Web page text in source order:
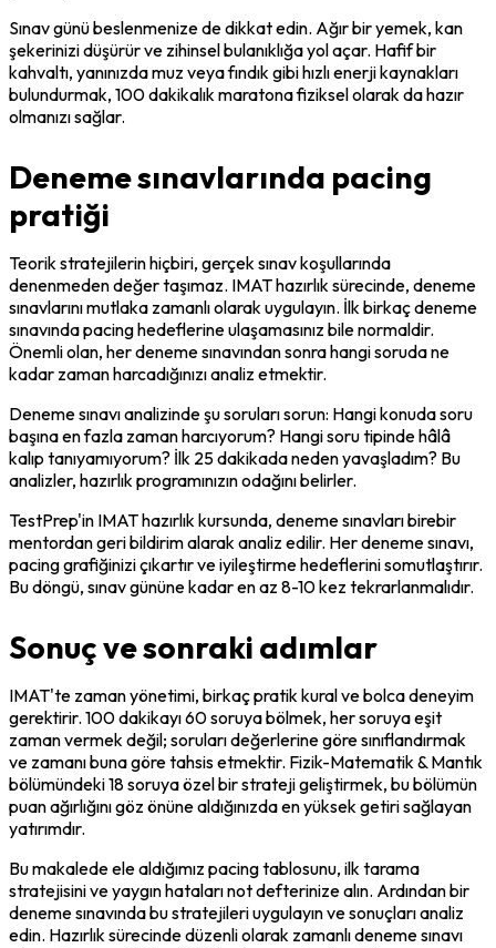
Sınav günü beslenmenize de dikkat edin. Ağır bir yemek, kan
şekerinizi düşürür ve zihinsel bulanıklığa yol açar. Hafif bir
kahvaltı, yanınızda muz veya fındık gibi hızlı enerji kaynakları
bulundurmak, 100 dakikalık maratona fiziksel olarak da hazır
olmanızı sağlar.
Deneme sınavlarında pacing
pratiği
Teorik stratejilerin hiçbiri, gerçek sınav koşullarında
denenmeden değer taşımaz. IMAT hazırlık sürecinde, deneme
sınavlarını mutlaka zamanlı olarak uygulayın. İlk birkaç deneme
sınavında pacing hedeflerine ulaşamasınız bile normaldir.
Önemli olan, her deneme sınavından sonra hangi soruda ne
kadar zaman harcadığınızı analiz etmektir.
Deneme sınavı analizinde şu soruları sorun: Hangi konuda soru
başına en fazla zaman harcıyorum? Hangi soru tipinde hâlâ
kalıp tanıyamıyorum? İlk 25 dakikada neden yavaşladım? Bu
analizler, hazırlık programınızın odağını belirler.
TestPrep'in IMAT hazırlık kursunda, deneme sınavları birebir
mentordan geri bildirim alarak analiz edilir. Her deneme sınavı,
pacing grafiğinizi çıkartır ve iyileştirme hedeflerini somutlaştırır.
Bu döngü, sınav gününe kadar en az 8-10 kez tekrarlanmalıdır.
Sonuç ve sonraki adımlar
IMAT'te zaman yönetimi, birkaç pratik kural ve bolca deneyim
gerektirir. 100 dakikayı 60 soruya bölmek, her soruya eşit
zaman vermek değil; soruları değerlerine göre sınıflandırmak
ve zamanı buna göre tahsis etmektir. Fizik-Matematik & Mantık
bölümündeki 18 soruya özel bir strateji geliştirmek, bu bölümün
puan ağırlığını göz önüne aldığınızda en yüksek getiri sağlayan
yatırımdır.
Bu makalede ele aldığımız pacing tablosunu, ilk tarama
stratejisini ve yaygın hataları not defterinize alın. Ardından bir
deneme sınavında bu stratejileri uygulayın ve sonuçları analiz
edin. Hazırlık sürecinde düzenli olarak zamanlı deneme sınavı